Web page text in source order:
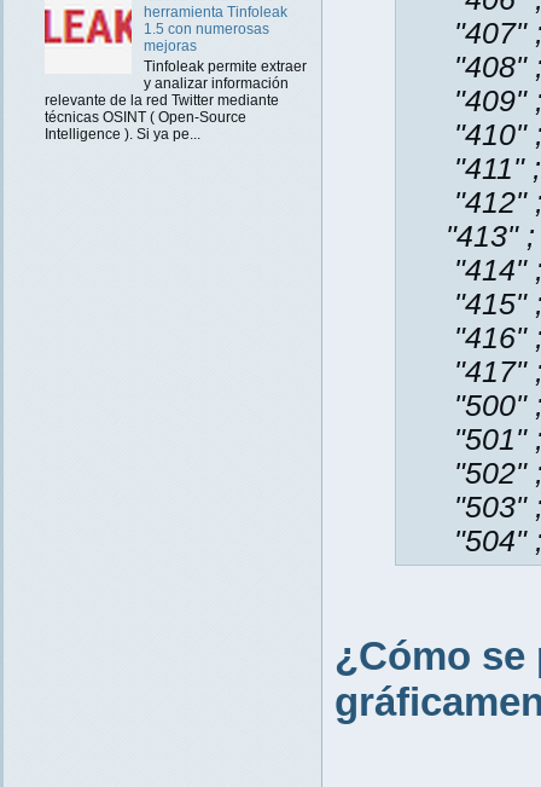
herramienta Tinfoleak
1.5 con numerosas
mejoras
Tinfoleak permite extraer
y analizar información
relevante de la red Twitter mediante
técnicas OSINT ( Open-Source
Intelligence ). Si ya pe...
"407"
"408"
"409"
"410"
"411"
"412"
"413"
"414"
"415"
"416"
"417"
"500"
"501"
"502"
"503"
"504"
¿Cómo